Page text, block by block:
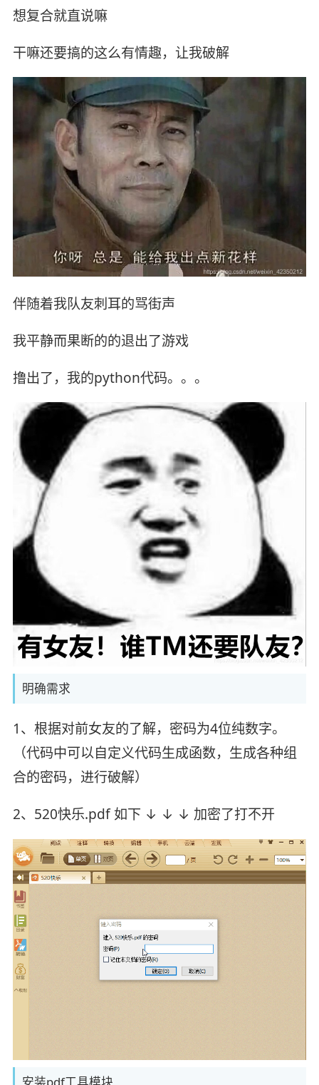
想复合就直说嘛
干嘛还要搞的这么有情趣，让我破解
伴随着我队友刺耳的骂街声
我平静而果断的的退出了游戏
撸出了，我的python代码。。。
明确需求
1、根据对前女友的了解，密码为4位纯数字。
（代码中可以自定义代码生成函数，生成各种组
合的密码，进行破解）
2、520快乐.pdf 如下 ↓ ↓ ↓ 加密了打不开